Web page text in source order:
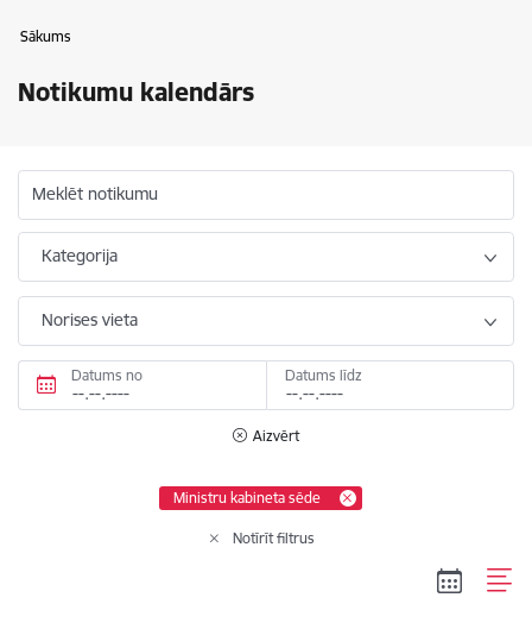
Sākums
Notikumu kalendārs
Meklēt notikumu
Kategorija
Norises vieta
Datums no Datums līdz
Aizvērt
Ministru kabineta sēde
Notīrīt filtrus